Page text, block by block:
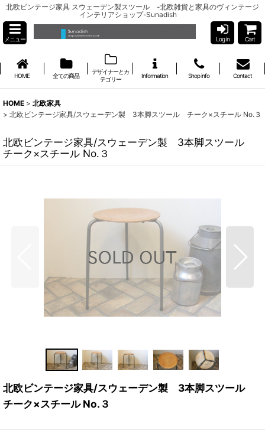
北欧ビンテージ家具 スウェーデン製スツール -北欧雑貨と家具のヴィンテージ
インテリアショップ-Sunadish
メニュー Log in Cart
HOME 全ての商品
デザイナーとカ
テゴリー
Information Shop info Contact
HOME > 北欧家具
> 北欧ビンテージ家具/スウェーデン製 3本脚スツール チーク×スチール No.３
北欧ビンテージ家具/スウェーデン製 3本脚スツール
チーク×スチール No.３
北欧ビンテージ家具/スウェーデン製 3本脚スツール
チーク×スチール No.３